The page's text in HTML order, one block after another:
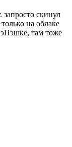
скинул
на облаке
там тоже